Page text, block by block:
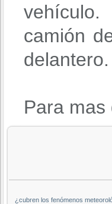
camión
delantero.
Para
¿cubren los fenómenos